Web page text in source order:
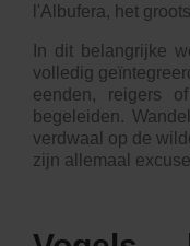
l'Albufera, het
In dit belangrijke
volledig
eenden, reigers
begeleiden.
verdwaal op de
zijn allemaal